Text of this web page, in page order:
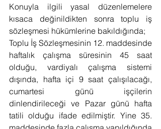
Konuyla ilgili yasal düzenlemelere
kısaca değinildikten sonra toplu iş
sözleşmesi hükümlerine bakıldığında;
Toplu İş Sözleşmesinin 12. maddesinde
haftalık çalışma süresinin 45 saat
olduğu, vardiyalı çalışma sistemi
dışında, hafta içi 9 saat çalışılacağı,
cumartesi günü işçilerin
dinlendirileceği ve Pazar günü hafta
tatili olduğu ifade edilmiştir. Yine 35.